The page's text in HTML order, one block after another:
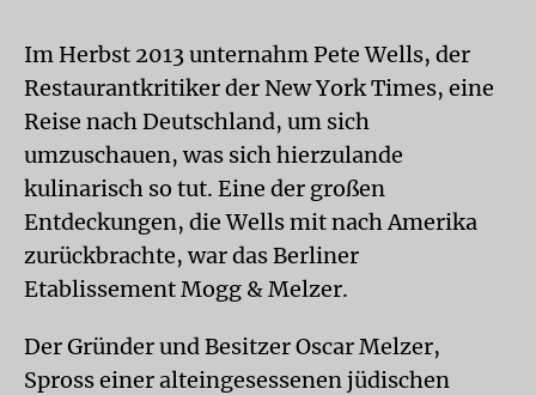
Im Herbst 2013 unternahm Pete Wells, der
Restaurantkritiker der New York Times, eine
Reise nach Deutschland, um sich
umzuschauen, was sich hierzulande
kulinarisch so tut. Eine der großen
Entdeckungen, die Wells mit nach Amerika
zurückbrachte, war das Berliner
Etablissement Mogg & Melzer.
Der Gründer und Besitzer Oscar Melzer,
Spross einer alteingesessenen jüdischen